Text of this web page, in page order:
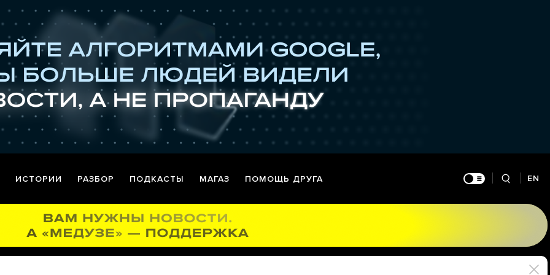
ИСТОРИИ РАЗБОР ПОДКАСТЫ МАГАЗ ПОМОЩЬ ДРУГА EN